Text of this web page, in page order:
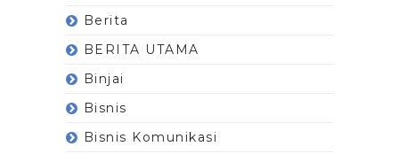
Berita
BERITA UTAMA
Binjai
Bisnis
Bisnis Komunikasi